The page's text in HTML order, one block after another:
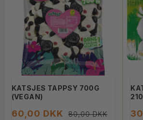
40,00 DKK
FÅ BESKED NÅR PRODUKTET KOMMER IGEN
KATSJES TAPPSY 700G
(VEGAN)
60,00 DKK 80,00 DKK